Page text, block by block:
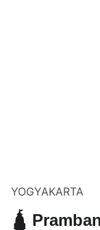
YOGYAKARTA
🛕